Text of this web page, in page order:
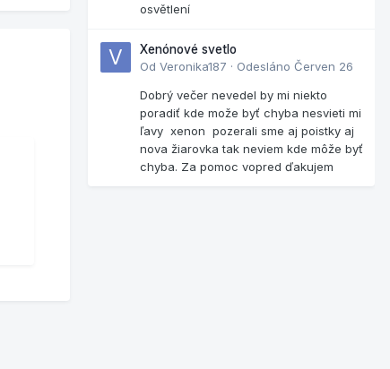
osvětlení
Xenónové svetlo
Od Veronika187 · Odesláno Červen 26
Dobrý večer nevedel by mi niekto
poradiť kde može byť chyba nesvieti mi
ľavy xenon pozerali sme aj poistky aj
nova žiarovka tak neviem kde môže byť
chyba. Za pomoc vopred ďakujem